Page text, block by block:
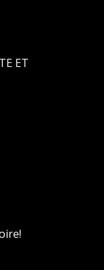
ET